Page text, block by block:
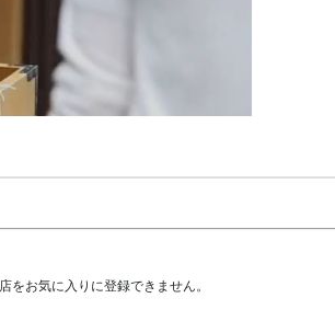
お気に入りに登録できません。